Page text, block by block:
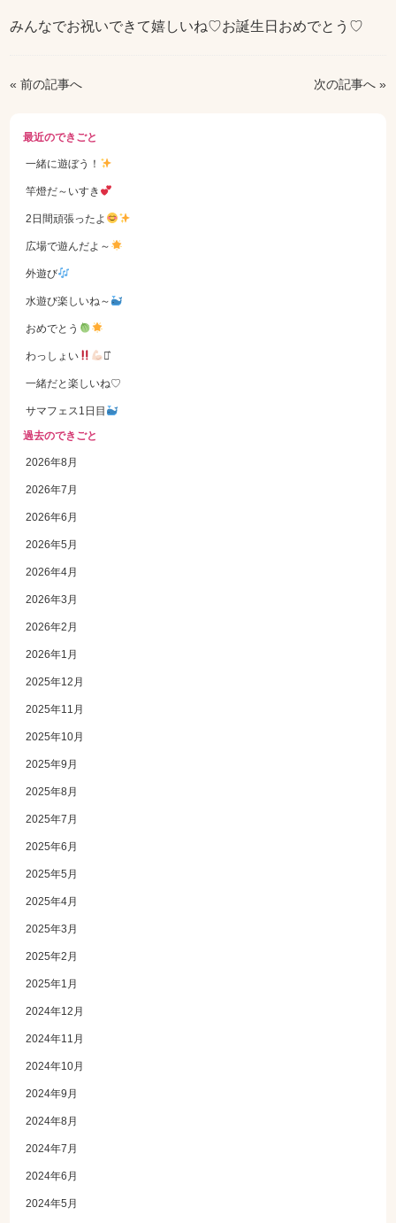
みんなでお祝いできて嬉しいね♡お誕生日おめでとう♡
« 前の記事へ 次の記事へ »
最近のできごと
一緒に遊ぼう！
竿燈だ～いすき
2日間頑張ったよ
広場で遊んだよ～
外遊び
水遊び楽しいね～
おめでとう
わっしょい ⋆͛
一緒だと楽しいね♡
サマフェス1日目
過去のできごと
2026年8月
2026年7月
2026年6月
2026年5月
2026年4月
2026年3月
2026年2月
2026年1月
2025年12月
2025年11月
2025年10月
2025年9月
2025年8月
2025年7月
2025年6月
2025年5月
2025年4月
2025年3月
2025年2月
2025年1月
2024年12月
2024年11月
2024年10月
2024年9月
2024年8月
2024年7月
2024年6月
2024年5月